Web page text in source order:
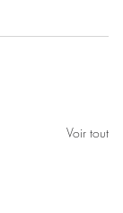
Voir tout